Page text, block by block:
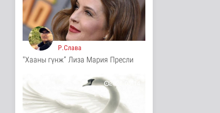
"Онцгой амралт-2026"
реалити шоуны зургийг
авч э..
Нийгэм
11 цаг 6 минутын өмнө
Монгол-Оросын зэвсэгт
буудлагат..
Нийгэм
11 цаг 9 минутын өмнө
Р.Слава
"Хааны гүнж” Лиза Мария Пресли
2026-05-14